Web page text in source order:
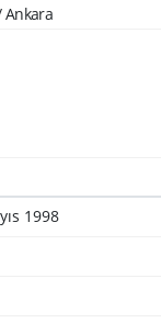
Ankara
1998